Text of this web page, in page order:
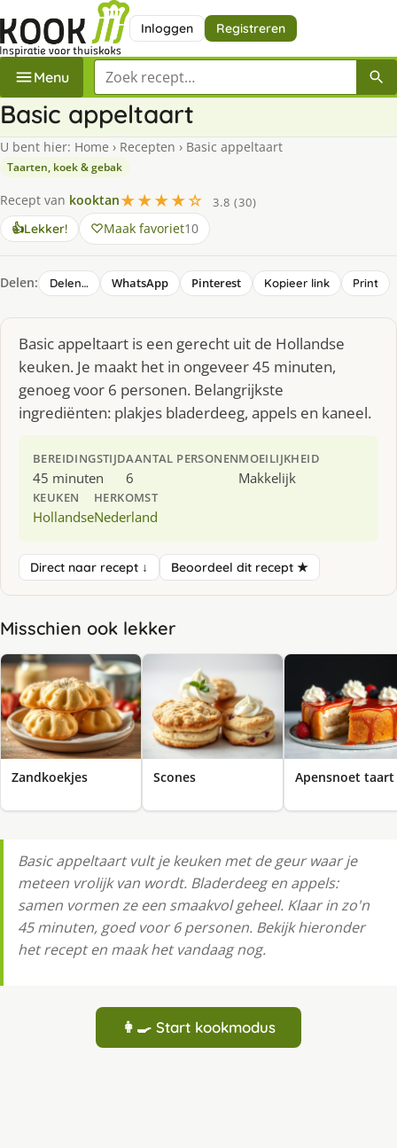
Inloggen Registreren
Menu Zoek een recept
Basic appeltaart
U bent hier: Home › Recepten › Basic appeltaart
Taarten, koek & gebak
Recept van kooktan★★★★☆
3.8 (30)
👍Lekker! Maak favoriet10
Delen: Delen… WhatsApp Pinterest Kopieer link Print
Basic appeltaart is een gerecht uit de Hollandse
keuken. Je maakt het in ongeveer 45 minuten,
genoeg voor 6 personen. Belangrijkste
ingrediënten: plakjes bladerdeeg, appels en kaneel.
BEREIDINGSTIJD
45 minuten
AANTAL PERSONEN
6
MOEILIJKHEID
Makkelijk
KEUKEN
Hollandse
HERKOMST
Nederland
Direct naar recept ↓ Beoordeel dit recept ★
Misschien ook lekker
Zandkoekjes Scones Apensnoet taart
Basic appeltaart vult je keuken met de geur waar je
meteen vrolijk van wordt. Bladerdeeg en appels:
samen vormen ze een smaakvol geheel. Klaar in zo'n
45 minuten, goed voor 6 personen. Bekijk hieronder
het recept en maak het vandaag nog.
👩‍🍳 Start kookmodus